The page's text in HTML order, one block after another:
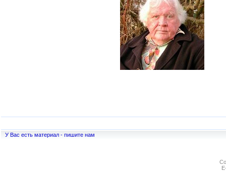
У Вас есть материал - пишите нам